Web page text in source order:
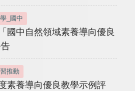
_國中
國中自然領域素養導向優良
推動
素養導向優良教學示例評